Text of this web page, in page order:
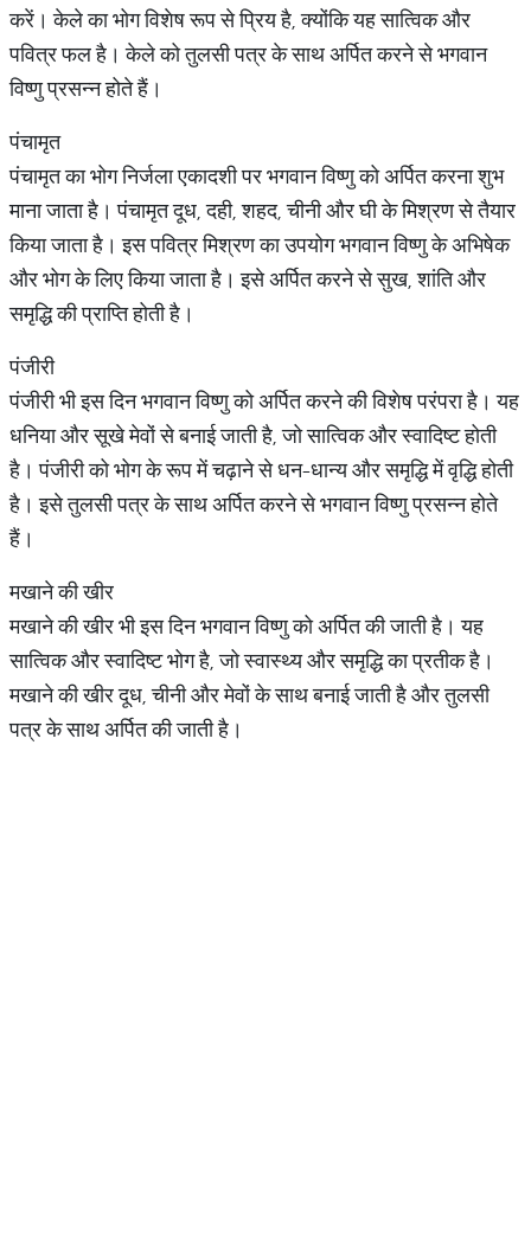
करें। केले का भोग विशेष रूप से प्रिय है, क्योंकि यह सात्विक और
पवित्र फल है। केले को तुलसी पत्र के साथ अर्पित करने से भगवान
विष्णु प्रसन्न होते हैं।
पंचामृत
पंचामृत का भोग निर्जला एकादशी पर भगवान विष्णु को अर्पित करना शुभ
माना जाता है। पंचामृत दूध, दही, शहद, चीनी और घी के मिश्रण से तैयार
किया जाता है। इस पवित्र मिश्रण का उपयोग भगवान विष्णु के अभिषेक
और भोग के लिए किया जाता है। इसे अर्पित करने से सुख, शांति और
समृद्धि की प्राप्ति होती है।
पंजीरी
पंजीरी भी इस दिन भगवान विष्णु को अर्पित करने की विशेष परंपरा है। यह
धनिया और सूखे मेवों से बनाई जाती है, जो सात्विक और स्वादिष्ट होती
है। पंजीरी को भोग के रूप में चढ़ाने से धन-धान्य और समृद्धि में वृद्धि होती
है। इसे तुलसी पत्र के साथ अर्पित करने से भगवान विष्णु प्रसन्न होते
हैं।
मखाने की खीर
मखाने की खीर भी इस दिन भगवान विष्णु को अर्पित की जाती है। यह
सात्विक और स्वादिष्ट भोग है, जो स्वास्थ्य और समृद्धि का प्रतीक है।
मखाने की खीर दूध, चीनी और मेवों के साथ बनाई जाती है और तुलसी
पत्र के साथ अर्पित की जाती है।